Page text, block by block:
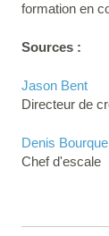
formation en
Sources :
Jason Bent
Directeur de
Denis Bourque
Chef d'escale